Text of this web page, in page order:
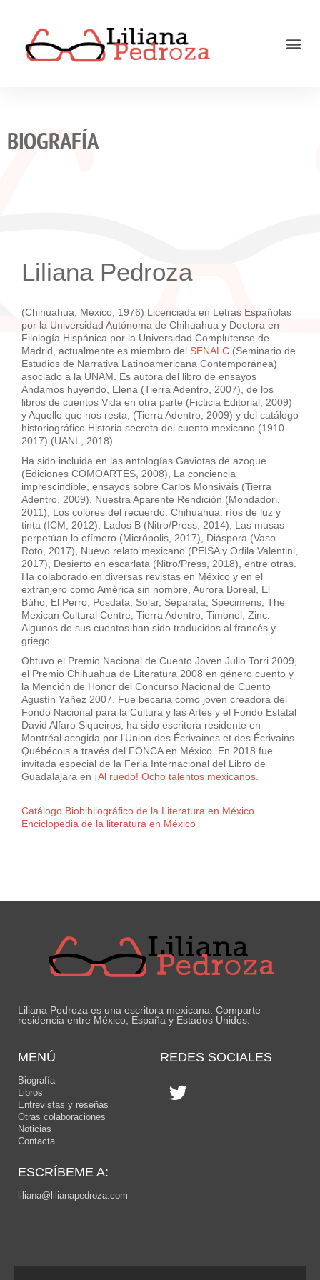
BIOGRAFÍA
Liliana Pedroza
(Chihuahua, México, 1976) Licenciada en Letras Españolas
por la Universidad Autónoma de Chihuahua y Doctora en
Filología Hispánica por la Universidad Complutense de
Madrid, actualmente es miembro del SENALC (Seminario de
Estudios de Narrativa Latinoamericana Contemporánea)
asociado a la UNAM. Es autora del libro de ensayos
Andamos huyendo, Elena (Tierra Adentro, 2007), de los
libros de cuentos Vida en otra parte (Ficticia Editorial, 2009)
y Aquello que nos resta, (Tierra Adentro, 2009) y del catálogo
historiográfico Historia secreta del cuento mexicano (1910-
2017) (UANL, 2018).
Ha sido incluida en las antologías Gaviotas de azogue
(Ediciones COMOARTES, 2008), La conciencia
imprescindible, ensayos sobre Carlos Monsiváis (Tierra
Adentro, 2009), Nuestra Aparente Rendición (Mondadori,
2011), Los colores del recuerdo. Chihuahua: ríos de luz y
tinta (ICM, 2012), Lados B (Nitro/Press, 2014), Las musas
perpetúan lo efímero (Micrópolis, 2017), Diáspora (Vaso
Roto, 2017), Nuevo relato mexicano (PEISA y Orfila Valentini,
2017), Desierto en escarlata (Nitro/Press, 2018), entre otras.
Ha colaborado en diversas revistas en México y en el
extranjero como América sin nombre, Aurora Boreal, El
Búho, El Perro, Posdata, Solar, Separata, Specimens, The
Mexican Cultural Centre, Tierra Adentro, Timonel, Zinc.
Algunos de sus cuentos han sido traducidos al francés y
griego.
Obtuvo el Premio Nacional de Cuento Joven Julio Torri 2009,
el Premio Chihuahua de Literatura 2008 en género cuento y
la Mención de Honor del Concurso Nacional de Cuento
Agustín Yañez 2007. Fue becaria como joven creadora del
Fondo Nacional para la Cultura y las Artes y el Fondo Estatal
David Alfaro Siqueiros; ha sido escritora residente en
Montréal acogida por l’Union des Écrivaines et des Écrivains
Québécois a través del FONCA en México. En 2018 fue
invitada especial de la Feria Internacional del Libro de
Guadalajara en ¡Al ruedo! Ocho talentos mexicanos.
Catálogo Biobibliográfico de la Literatura en México
Enciclopedia de la literatura en México
Liliana Pedroza es una escritora mexicana. Comparte
residencia entre México, España y Estados Unidos.
MENÚ
Biografía
Libros
Entrevistas y reseñas
Otras colaboraciones
Noticias
Contacta
REDES SOCIALES
ESCRÍBEME A:
liliana@lilianapedroza.com